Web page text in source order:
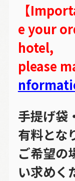
【
e your
hotel,
please
手提げ袋
有料とな
ご希望の
い求めく